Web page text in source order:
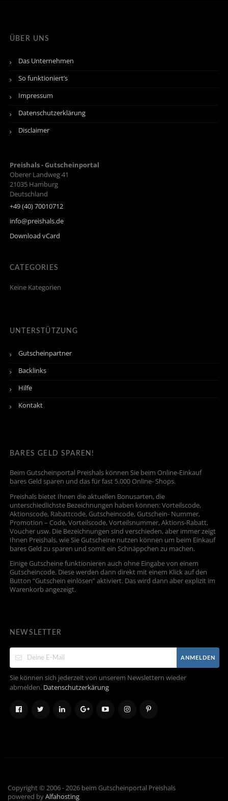
ÜBER UNS
Das Unternehmen
So funktioniert’s
Impressum
Datenschutzerklärung
Disclaimer
Preishals - Gutscheinportal
Oberer Landweg 41
21035 Hamburg
Deutschland
+49 (40) 70010712
info@preishals.de
Download vCard
CATEGORIES
Keine Kategorien
UNTERSTÜTZUNG
Gutscheinpartner
Backlinks
Hilfe
Kontakt
BARES GELD SPAREN!
Beim Gutscheinportal Preishals können Sie beim Online-Einkauf
bares Geld sparen und das für fast 5.000 Online- Shops.
Preishals bietet Ihnen die aktuellen Bonusarten, die
unterschiedlichste Bezeichnungen haben können: Vorteilscode,
Aktionscode, Rabattcode, Gutscheincode, Gutschein- Nummer,
Promotion – Code, Vorteilscode, Vorteilsnummer, Aktions-Rabatt,
Voucher usw. Die Bezeichnungen sind verschieden, aber immer zeigt
Ihnen Preishals, wie Sie Gutscheine nutzen können um beim Einkauf
bares Geld zu sparen und somit ein Schnäppchen zu machen.
Einige Gutscheine funktionieren auch ohne Eingabe von einem
Gutscheincode. Diese werden dann direkt mit einem Klick auf den
Button “Gutschein einlösen” aktiviert. Das wird dann aber explizit im
Warenkorb angezeigt.
NEWSLETTER
ANMELDEN
Sie können sich jederzeit von unserem Newslettern wieder
abmelden. Datenschutzerkärung
Copyright © 2006 - 2026 beim Gutscheinportal Preishals
powered byAlfahosting